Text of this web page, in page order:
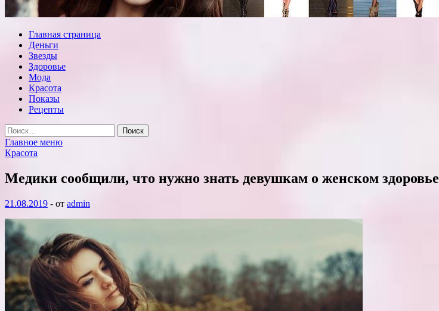
Главная страница
Деньги
Звезды
Здоровье
Мода
Красота
Показы
Рецепты
Найти:
Главное меню
Красота
Медики сообщили, что нужно знать девушкам о женском здоровье
21.08.2019 - от admin